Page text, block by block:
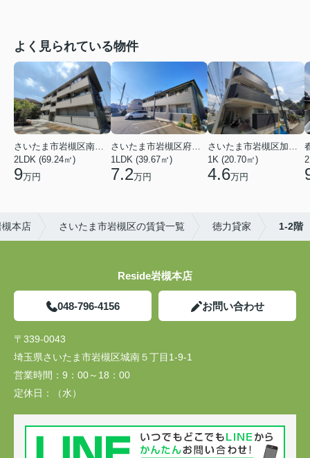
よく見られている物件
2LDK (69.24㎡)
9万円
1LDK (39.67㎡)
7.2万円
1K (20.70㎡)
4.6万円
本店 さいたま市岩槻区の賃貸一覧 徳力貸家 1-2階
Reside岩槻本店
048-796-4156 お問い合わせ
〒339-0043
埼玉県さいたま市岩槻区城南５丁目1-9-1
営業時間： 9：00～18：00
定休日：
（水）